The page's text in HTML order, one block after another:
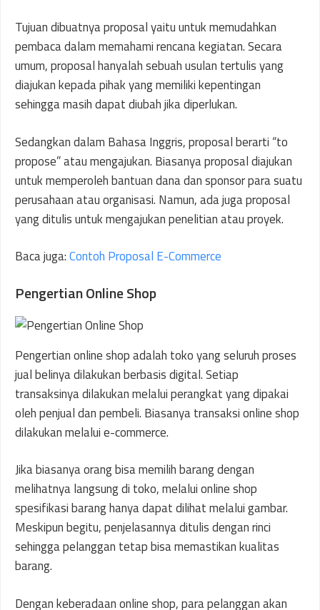
Tujuan dibuatnya proposal yaitu untuk memudahkan
pembaca dalam memahami rencana kegiatan. Secara
umum, proposal hanyalah sebuah usulan tertulis yang
diajukan kepada pihak yang memiliki kepentingan
sehingga masih dapat diubah jika diperlukan.
Sedangkan dalam Bahasa Inggris, proposal berarti “to
propose” atau mengajukan. Biasanya proposal diajukan
untuk memperoleh bantuan dana dan sponsor para suatu
perusahaan atau organisasi. Namun, ada juga proposal
yang ditulis untuk mengajukan penelitian atau proyek.
Baca juga:Contoh Proposal E-Commerce
Pengertian Online Shop
Pengertian online shop adalah toko yang seluruh proses
jual belinya dilakukan berbasis digital. Setiap
transaksinya dilakukan melalui perangkat yang dipakai
oleh penjual dan pembeli. Biasanya transaksi online shop
dilakukan melalui e-commerce.
Jika biasanya orang bisa memilih barang dengan
melihatnya langsung di toko, melalui online shop
spesifikasi barang hanya dapat dilihat melalui gambar.
Meskipun begitu, penjelasannya ditulis dengan rinci
sehingga pelanggan tetap bisa memastikan kualitas
barang.
Dengan keberadaan online shop, para pelanggan akan